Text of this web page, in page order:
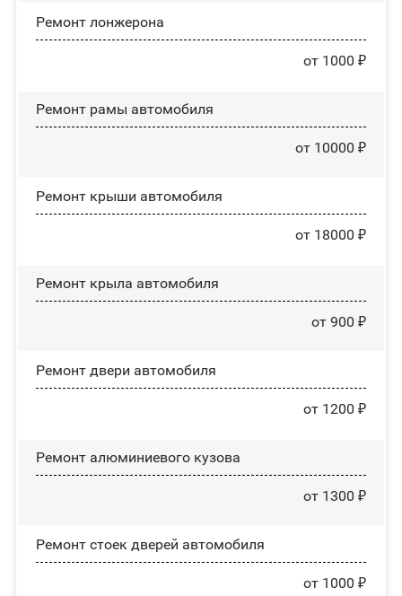
Ремонт лонжерона
от 1000 ₽
Ремонт рамы автомобиля
от 10000 ₽
Ремонт крыши автомобиля
от 18000 ₽
Ремонт крыла автомобиля
от 900 ₽
Ремонт двери автомобиля
от 1200 ₽
Ремонт алюминиевого кузова
от 1300 ₽
Ремонт стоек дверей автомобиля
от 1000 ₽